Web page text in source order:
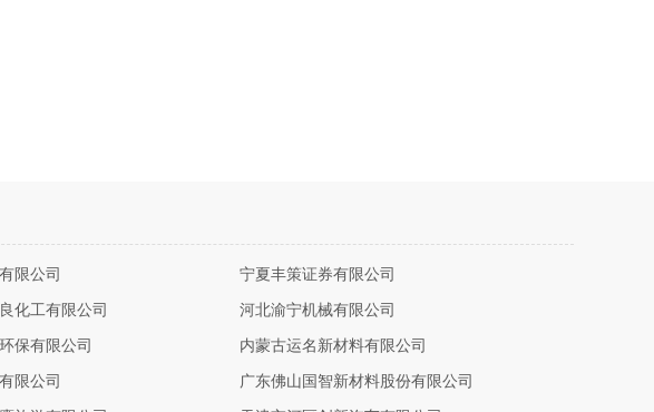
限公司 宁夏丰策证券有限公司
化工有限公司 河北渝宁机械有限公司
保有限公司 内蒙古运名新材料有限公司
限公司 广东佛山国智新材料股份有限公司